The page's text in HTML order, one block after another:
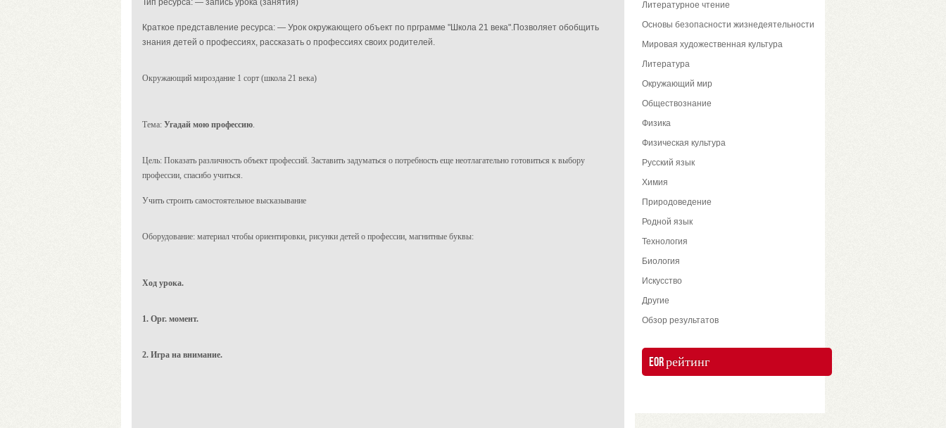
Тип ресурса: — запись урока (занятия)
Краткое представление ресурса: — Урок окружающего объект по прграмме "Школа 21 века".Позволяет обобщить
знания детей о профессиях, рассказать о профессиях своих родителей.
Окружающий мироздание 1 сорт (школа 21 века)
Тема: Угадай мою профессию.
Цель: Показать различность объект профессий. Заставить задуматься о потребность еще неотлагательно готовиться к выбору
профессии, спасибо учиться.
Учить строить самостоятельное высказывание
Оборудование: материал чтобы ориентировки, рисунки детей о профессии, магнитные буквы:
Ход урока.
1. Орг. момент.
2. Игра на внимание.
Литературное чтение
Основы безопасности жизнедеятельности
Мировая художественная культура
Литература
Окружающий мир
Обществознание
Физика
Физическая культура
Русский язык
Химия
Природоведение
Родной язык
Технология
Биология
Искусство
Другие
Обзор результатов
EOR рейтинг